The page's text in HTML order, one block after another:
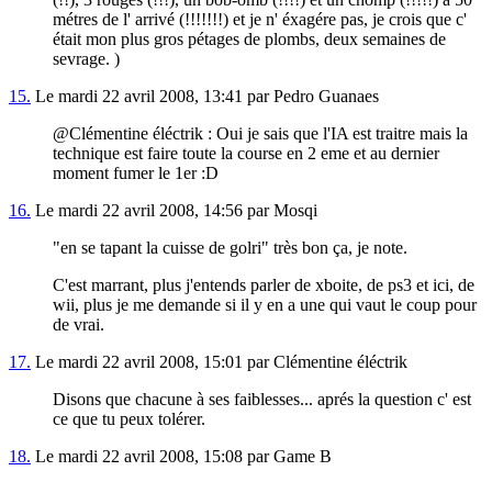
métres de l' arrivé (!!!!!!!) et je n' éxagére pas, je crois que c'
était mon plus gros pétages de plombs, deux semaines de
sevrage. )
15. Le mardi 22 avril 2008, 13:41 par Pedro Guanaes
@Clémentine éléctrik : Oui je sais que l'IA est traitre mais la
technique est faire toute la course en 2 eme et au dernier
moment fumer le 1er :D
16. Le mardi 22 avril 2008, 14:56 par Mosqi
"en se tapant la cuisse de golri" très bon ça, je note.
C'est marrant, plus j'entends parler de xboite, de ps3 et ici, de
wii, plus je me demande si il y en a une qui vaut le coup pour
de vrai.
17. Le mardi 22 avril 2008, 15:01 par Clémentine éléctrik
Disons que chacune à ses faiblesses... aprés la question c' est
ce que tu peux tolérer.
18. Le mardi 22 avril 2008, 15:08 par Game B